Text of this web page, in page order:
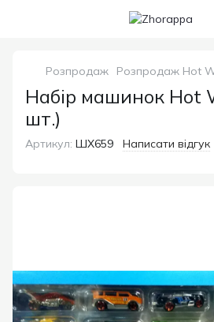
Розпродаж Розпродаж Hot
Набір машинок Hot
шт.)
Артикул: ШХ659 Написати відгук